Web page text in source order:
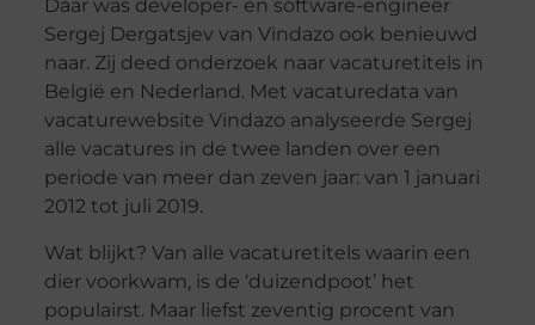
Daar was developer- en software-engineer
Sergej Dergatsjev van Vindazo ook benieuwd
naar. Zij deed onderzoek naar vacaturetitels in
België en Nederland. Met vacaturedata van
vacaturewebsite Vindazo analyseerde Sergej
alle vacatures in de twee landen over een
periode van meer dan zeven jaar: van 1 januari
2012 tot juli 2019.
Wat blijkt? Van alle vacaturetitels waarin een
dier voorkwam, is de ‘duizendpoot’ het
populairst. Maar liefst zeventig procent van